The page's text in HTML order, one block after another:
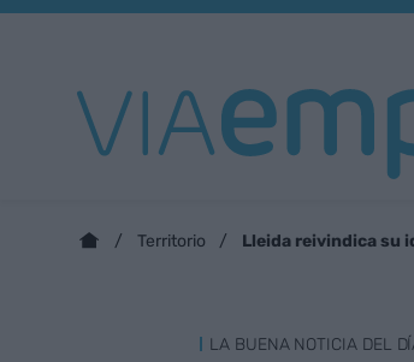
Territorio Lleida reivindica su
LA BUENA NOTICIA DEL